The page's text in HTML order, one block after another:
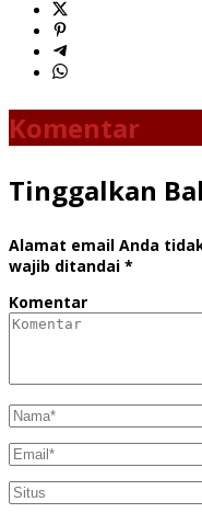
Komentar
Tinggalkan
Alamat email Anda
wajib ditandai *
Komentar